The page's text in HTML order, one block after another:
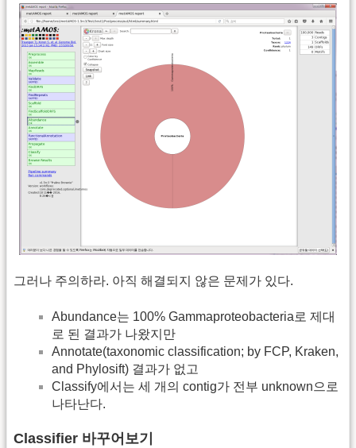
그러나 주의하라. 아직 해결되지 않은 문제가 있다.
Abundance는 100% Gammaproteobacteria로 제대
로 된 결과가 나왔지만
Annotate(taxonomic classification; by FCP, Kraken,
and Phylosift) 결과가 없고
Classify에서는 세 개의 contig가 전부 unknown으로
나타난다.
Classifier 바꾸어보기